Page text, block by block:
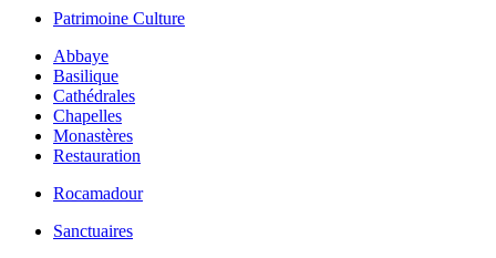
Patrimoine Culture
Abbaye
Basilique
Cathédrales
Chapelles
Monastères
Restauration
Rocamadour
Sanctuaires